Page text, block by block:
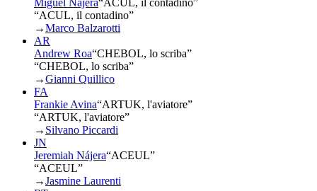
“ACUL, il contadino”
→Marco Balzarotti
AR
Andrew Roa“CHEBOL, lo scriba”
“CHEBOL, lo scriba”
→Gianni Quillico
FA
Frankie Avina“ARTUK, l'aviatore”
“ARTUK, l'aviatore”
→ Silvano Piccardi
JN
Jeremiah Nájera“ACEUL”
“ACEUL”
→Jasmine Laurenti